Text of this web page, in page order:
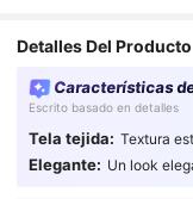
Detalles Del Producto
Características
Escrito basado en detalles
Tela tejida: Textura
Elegante: Un look